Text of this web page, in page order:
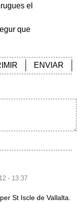
el
que
ENVIAR
- 13:37
St Iscle de Vallalta.